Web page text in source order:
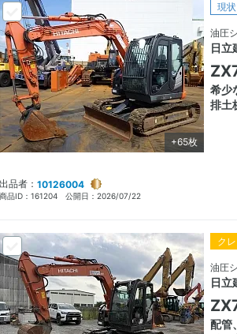
+65枚
現状
油圧
日立
希少
排土
出品者： 10126004
商品ID： 161204 公開日： 2026/07/22
ク
油圧
日立
配管